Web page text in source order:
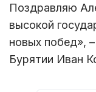
Поздравляю
высокой
новых побед»,
Бурятии Иван